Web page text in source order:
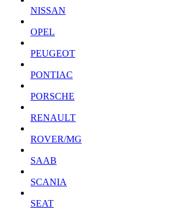
NISSAN
OPEL
PEUGEOT
PONTIAC
PORSCHE
RENAULT
ROVER/MG
SAAB
SCANIA
SEAT